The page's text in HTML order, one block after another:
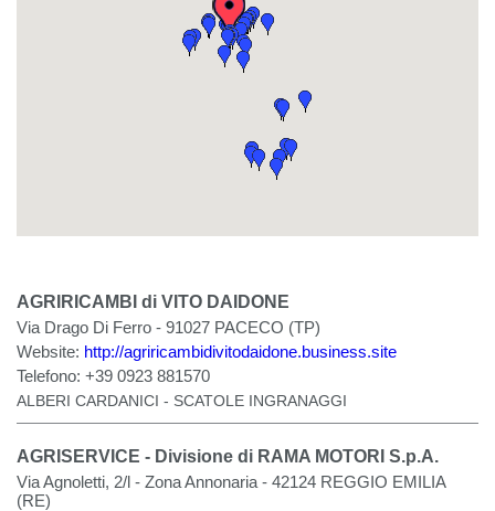
AGRIRICAMBI di VITO DAIDONE
Via Drago Di Ferro - 91027 PACECO (TP)
Website: http://agriricambidivitodaidone.business.site
Telefono: +39 0923 881570
ALBERI CARDANICI - SCATOLE INGRANAGGI
AGRISERVICE - Divisione di RAMA MOTORI S.p.A.
Via Agnoletti, 2/l - Zona Annonaria - 42124 REGGIO EMILIA
(RE)